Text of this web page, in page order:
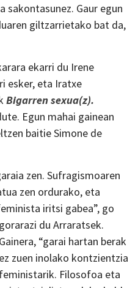
sakontasunez. Gaur egun
giltzarrietako bat da,
ekarri du Irene
esker, eta Iratxe
Bigarren sexua(z).
Egun mahai gainean
baitie Simone de
zen. Sufragismoaren
zen ordurako, eta
iritsi gabea”, go
gorarazi du Arraratsek.
Gainera, “garai hartan berak
ez zuen inolako kontzientzia
feministarik. Filosofoa eta